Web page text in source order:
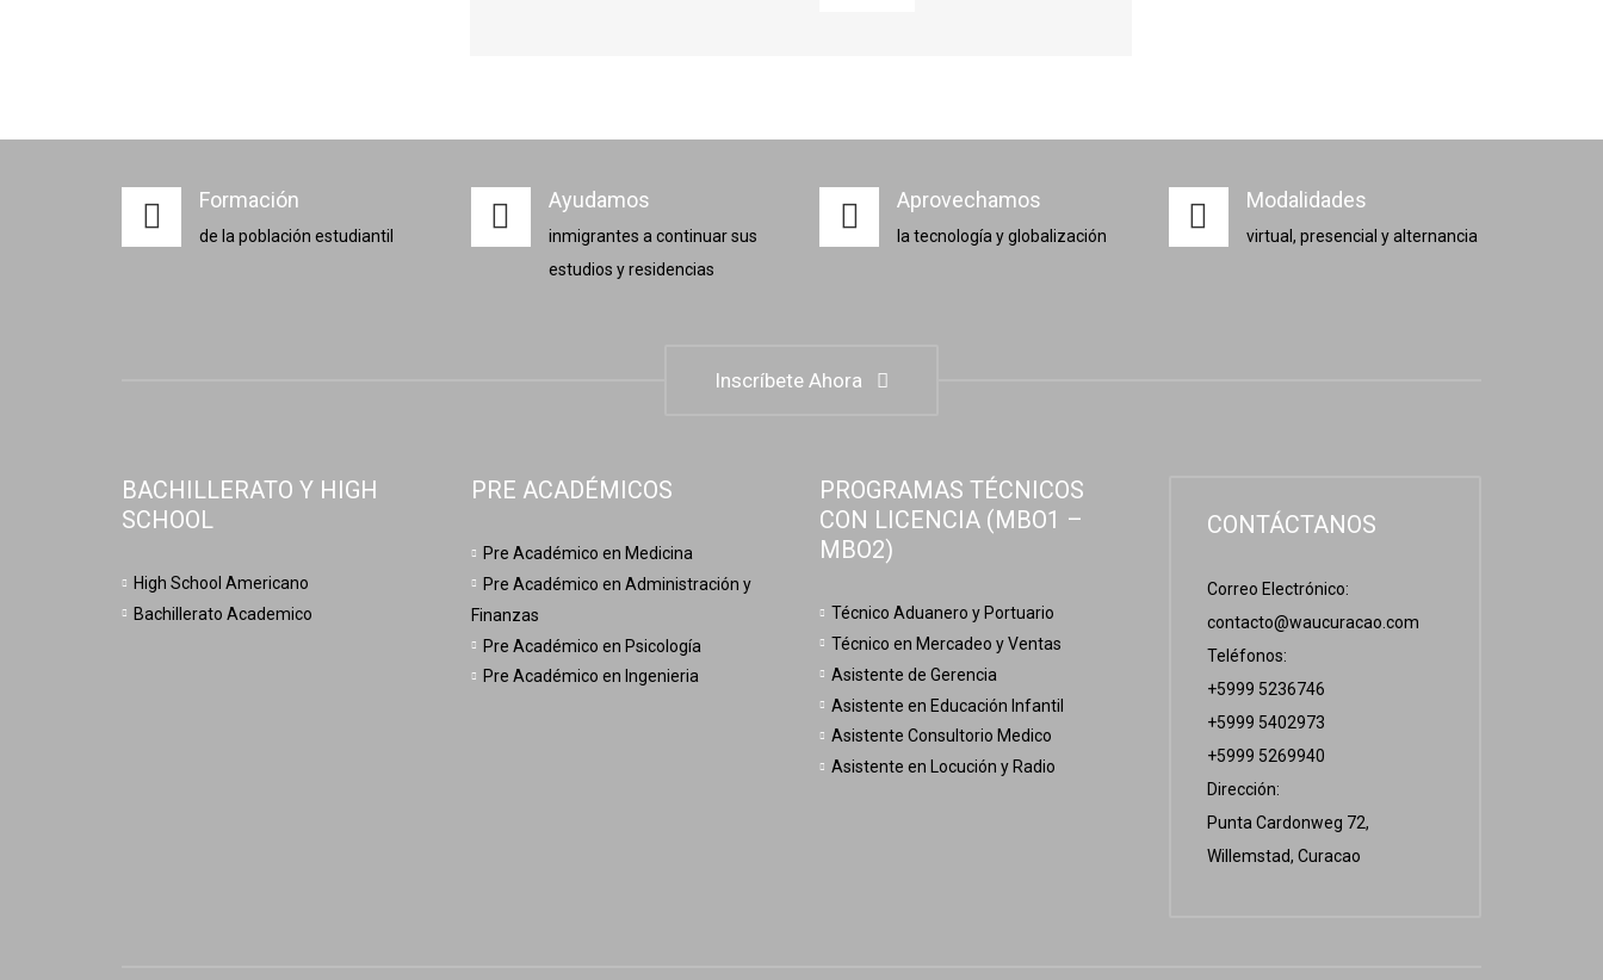
Formación
de la población estudiantil
Ayudamos
inmigrantes a continuar sus
estudios y residencias
Aprovechamos
la tecnología y globalización
Modalidades
virtual, presencial y alternancia
Inscríbete Ahora
BACHILLERATO Y HIGH
SCHOOL
High School Americano
Bachillerato Academico
PRE ACADÉMICOS
Pre Académico en Medicina
Pre Académico en Administración y
Finanzas
Pre Académico en Psicología
Pre Académico en Ingenieria
PROGRAMAS TÉCNICOS
CON LICENCIA (MBO1 –
MBO2)
Técnico Aduanero y Portuario
Técnico en Mercadeo y Ventas
Asistente de Gerencia
Asistente en Educación Infantil
Asistente Consultorio Medico
Asistente en Locución y Radio
CONTÁCTANOS
Correo Electrónico:
contacto@waucuracao.com
Teléfonos:
+5999 5236746
+5999 5402973
+5999 5269940
Dirección:
Punta Cardonweg 72,
Willemstad, Curacao